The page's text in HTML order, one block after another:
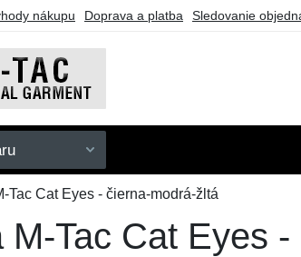
nákupu Doprava a platba Sledovanie
Tac Cat Eyes - čierna-modrá-žltá
M-Tac Cat Eyes